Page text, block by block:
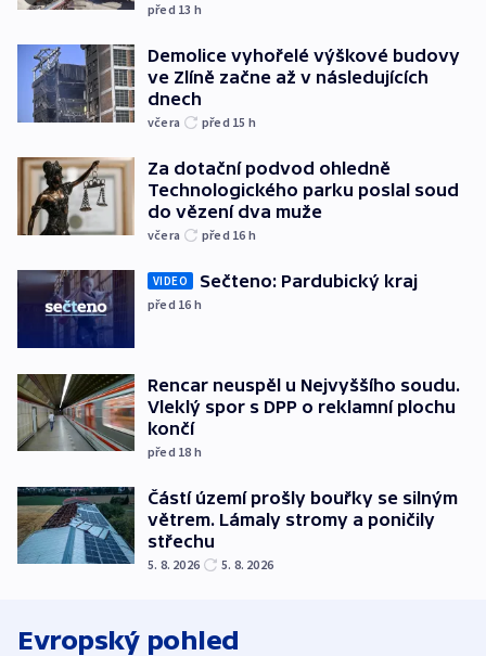
před 13 h
Demolice vyhořelé výškové budovy
ve Zlíně začne až v následujících
dnech
včera před 15 h
Za dotační podvod ohledně
Technologického parku poslal soud
do vězení dva muže
včera před 16 h
VIDEO Sečteno: Pardubický kraj
před 16 h
Rencar neuspěl u Nejvyššího soudu.
Vleklý spor s DPP o reklamní plochu
končí
před 18 h
Částí území prošly bouřky se silným
větrem. Lámaly stromy a poničily
střechu
5. 8. 2026 5. 8. 2026
Evropský pohled